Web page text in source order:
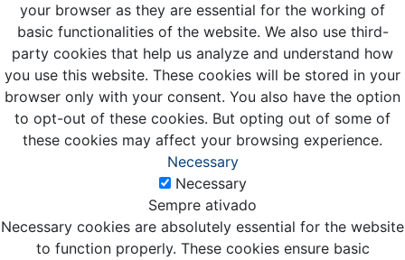
your browser as they are essential for the working of
basic functionalities of the website. We also use third-
party cookies that help us analyze and understand how
you use this website. These cookies will be stored in your
browser only with your consent. You also have the option
to opt-out of these cookies. But opting out of some of
these cookies may affect your browsing experience.
Necessary
Necessary
Sempre ativado
Necessary cookies are absolutely essential for the website
to function properly. These cookies ensure basic